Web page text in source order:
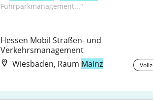
Fuhrparkmanagement..."
Hessen Mobil Straßen- und
Verkehrsmanagement
Wiesbaden, Raum Mainz